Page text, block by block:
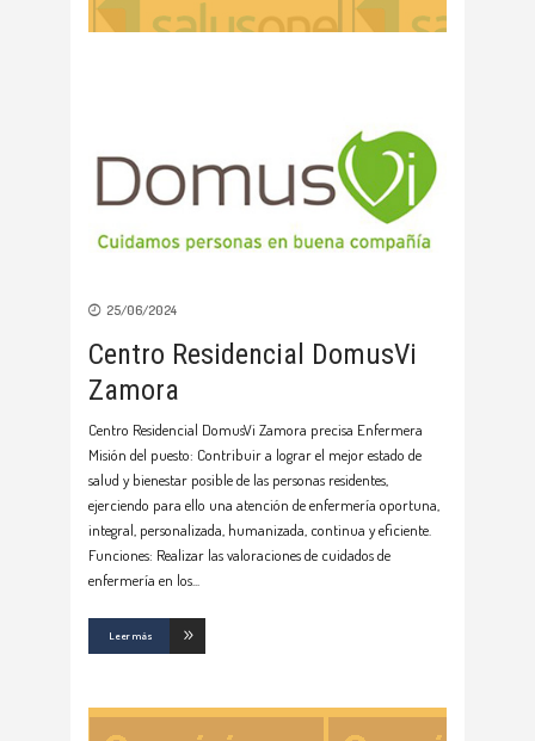
25/06/2024
Centro Residencial DomusVi
Zamora
Centro Residencial DomusVi Zamora precisa Enfermera
Misión del puesto: Contribuir a lograr el mejor estado de
salud y bienestar posible de las personas residentes,
ejerciendo para ello una atención de enfermería oportuna,
integral, personalizada, humanizada, continua y eficiente.
Funciones: Realizar las valoraciones de cuidados de
enfermería en los
Leer más